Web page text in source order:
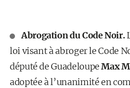
Abrogation du Code Noir.
loi visant à abroger le Code
député de GuadeloupeMax
adoptée à l’unanimité en